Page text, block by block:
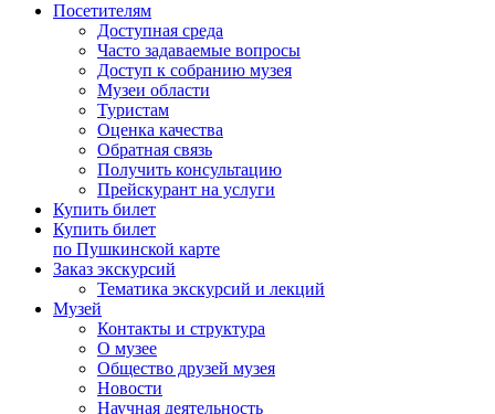
Посетителям
Доступная среда
Часто задаваемые вопросы
Доступ к собранию музея
Музеи области
Туристам
Оценка качества
Обратная связь
Получить консультацию
Прейскурант на услуги
Купить билет
Купить билет
по Пушкинской карте
Заказ экскурсий
Тематика экскурсий и лекций
Музей
Контакты и структура
О музее
Общество друзей музея
Новости
Научная деятельность